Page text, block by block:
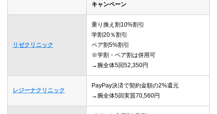
キャンペーン
リゼクリニック
乗り換え割10%割引
学割20％割引
ペア割5%割引
※学割・ペア割は併用可
→腕全体5回52,350円
レジーナクリニック
PayPay決済で契約金額の2%還元
→腕全体5回実質70,560円